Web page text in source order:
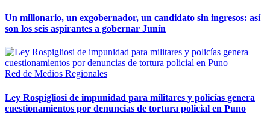
Un millonario, un exgobernador, un candidato sin ingresos: así
son los seis aspirantes a gobernar Junín
Red de Medios Regionales
Ley Rospigliosi de impunidad para militares y policías genera
cuestionamientos por denuncias de tortura policial en Puno